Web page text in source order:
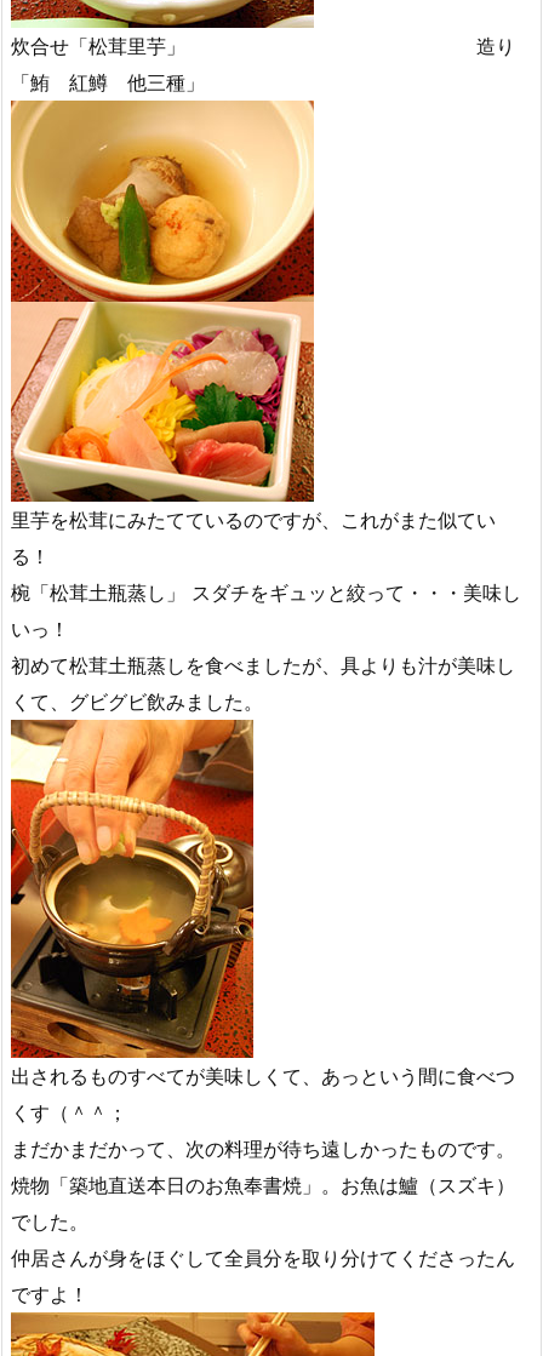
炊合せ「松茸里芋」 造り
「鮪 紅鱒 他三種」
里芋を松茸にみたてているのですが、これがまた似てい
る！
椀「松茸土瓶蒸し」 スダチをギュッと絞って・・・美味し
いっ！
初めて松茸土瓶蒸しを食べましたが、具よりも汁が美味し
くて、グビグビ飲みました。
出されるものすべてが美味しくて、あっという間に食べつ
くす（＾＾；
まだかまだかって、次の料理が待ち遠しかったものです。
焼物「築地直送本日のお魚奉書焼」。お魚は鱸（スズキ）
でした。
仲居さんが身をほぐして全員分を取り分けてくださったん
ですよ！